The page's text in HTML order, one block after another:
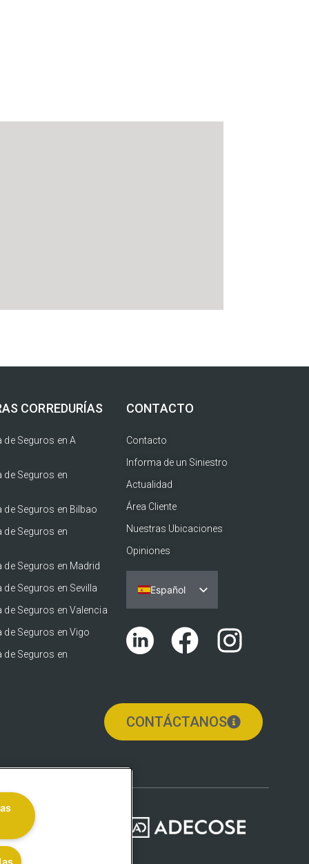
CORREDURÍAS
de Seguros en A
de Seguros en
de Seguros en Bilbao
de Seguros en
de Seguros en Madrid
de Seguros en Sevilla
de Seguros en Valencia
de Seguros en Vigo
de Seguros en
CONTACTO
Contacto
Informa de un Siniestro
Actualidad
Área Cliente
Nuestras Ubicaciones
Opiniones
Español
Português
English (UK)
Galego
CONTÁCTANOS